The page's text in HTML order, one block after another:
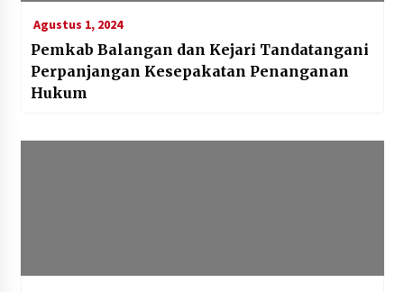
Agustus 1, 2024
Pemkab Balangan dan Kejari Tandatangani
Perpanjangan Kesepakatan Penanganan
Hukum